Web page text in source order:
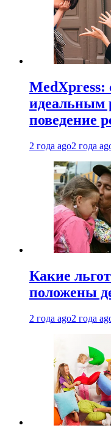
MedXpress:
идеальным
поведение
2 года ago2 года
Какие
положены
2 года ago2 года